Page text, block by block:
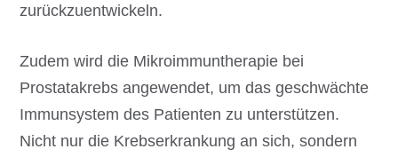
zurückzuentwickeln.
Zudem wird die Mikroimmuntherapie bei
Prostatakrebs angewendet, um das geschwächte
Immunsystem des Patienten zu unterstützen.
Nicht nur die Krebserkrankung an sich, sondern